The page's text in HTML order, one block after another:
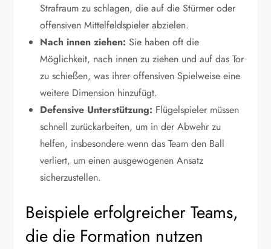
Strafraum zu schlagen, die auf die Stürmer oder
offensiven Mittelfeldspieler abzielen.
Nach innen ziehen: Sie haben oft die
Möglichkeit, nach innen zu ziehen und auf das Tor
zu schießen, was ihrer offensiven Spielweise eine
weitere Dimension hinzufügt.
Defensive Unterstützung: Flügelspieler müssen
schnell zurückarbeiten, um in der Abwehr zu
helfen, insbesondere wenn das Team den Ball
verliert, um einen ausgewogenen Ansatz
sicherzustellen.
Beispiele erfolgreicher Teams,
die die Formation nutzen